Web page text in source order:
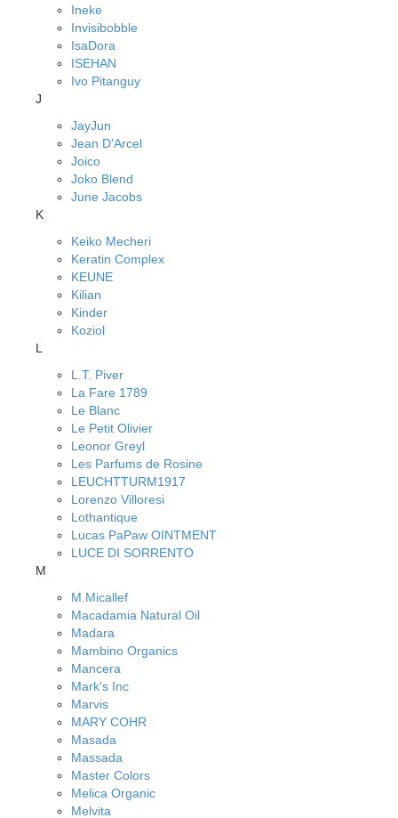
Ineke
Invisibobble
IsaDora
ISEHAN
Ivo Pitanguy
J
JayJun
Jean D'Arcel
Joico
Joko Blend
June Jacobs
K
Keiko Mecheri
Keratin Complex
KEUNE
Kilian
Kinder
Koziol
L
L.T. Piver
La Fare 1789
Le Blanc
Le Petit Olivier
Leonor Greyl
Les Parfums de Rosine
LEUCHTTURM1917
Lorenzo Villoresi
Lothantique
Lucas PaPaw OINTMENT
LUCE DI SORRENTO
M
M.Micallef
Macadamia Natural Oil
Madara
Mambino Organics
Mancera
Mark's Inc
Marvis
MARY COHR
Masada
Massada
Master Colors
Melica Organic
Melvita